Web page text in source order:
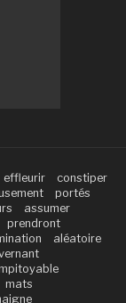
effleurir
constiper
portés
assumer
prendront
aléatoire
mats